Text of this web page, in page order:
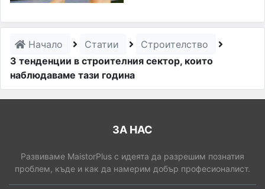
Начало Статии
Строителство
3 тенденции в строителния сектор, които
наблюдаваме тази година
ЗА НАС
Развиваме MaistorPlus с идеята да разрешим познатия
проблем, къде и как да намерим добър професионалист.